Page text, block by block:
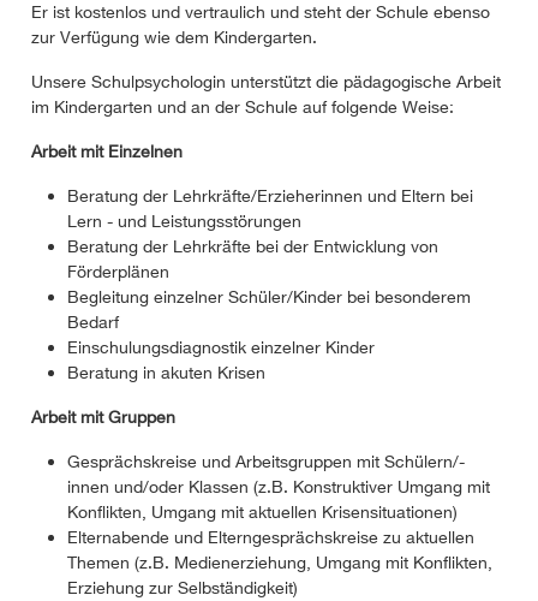
Er ist kostenlos und vertraulich und steht der Schule ebenso
zur Verfügung wie dem Kindergarten.
Unsere Schulpsychologin unterstützt die pädagogische Arbeit
im Kindergarten und an der Schule auf folgende Weise:
Arbeit mit Einzelnen
Beratung der Lehrkräfte/Erzieherinnen und Eltern bei
Lern - und Leistungsstörungen
Beratung der Lehrkräfte bei der Entwicklung von
Förderplänen
Begleitung einzelner Schüler/Kinder bei besonderem
Bedarf
Einschulungsdiagnostik einzelner Kinder
Beratung in akuten Krisen
Arbeit mit Gruppen
Gesprächskreise und Arbeitsgruppen mit Schülern/-
innen und/oder Klassen (z.B. Konstruktiver Umgang mit
Konflikten, Umgang mit aktuellen Krisensituationen)
Elternabende und Elterngesprächskreise zu aktuellen
Themen (z.B. Medienerziehung, Umgang mit Konflikten,
Erziehung zur Selbständigkeit)